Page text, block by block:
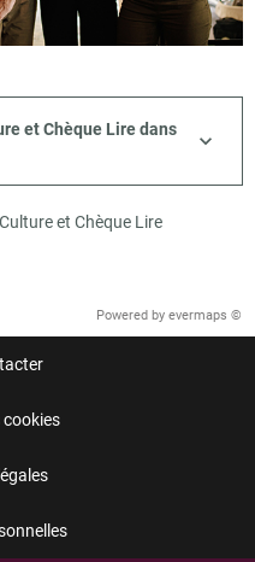
et Chèque Lire dans
et Chèque Lire
Powered by evermaps ©
cookies